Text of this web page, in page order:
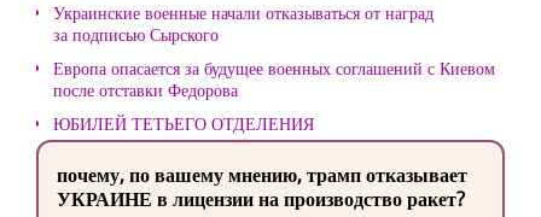
Украинские военные начали отказываться от наград
за подписью Сырского
Европа опасается за будущее военных соглашений с Киевом
после отставки Федорова
ЮБИЛЕЙ ТЕТЬЕГО ОТДЕЛЕНИЯ
почему, по вашему мнению, трамп отказывает
УКРАИНЕ в лицензии на производство ракет?